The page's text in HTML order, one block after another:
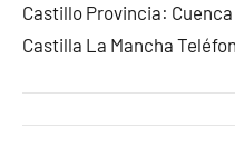
Castillo Provincia:
Castilla La Mancha